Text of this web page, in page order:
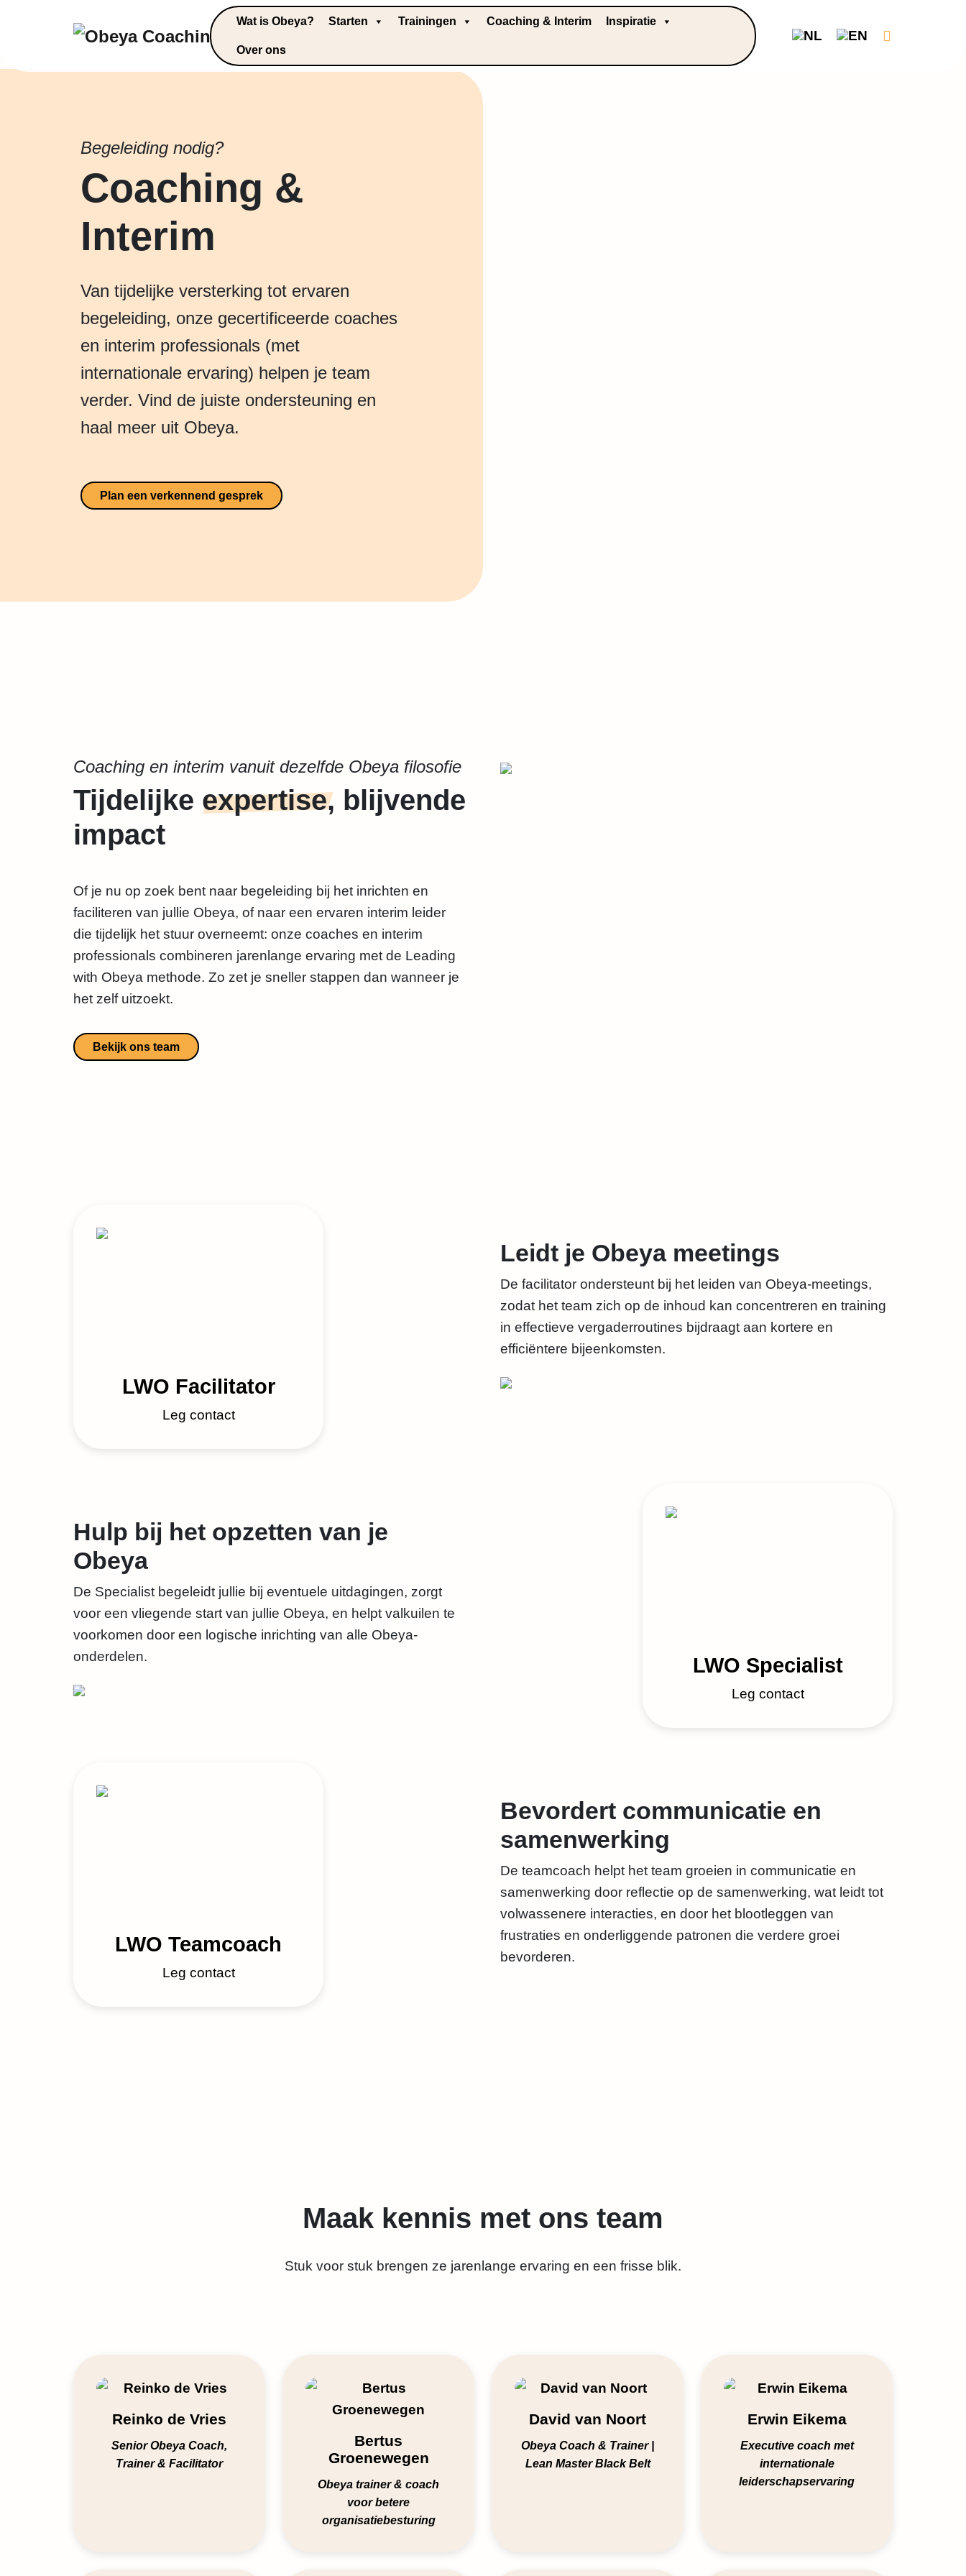
Wat is Obeya? Starten Trainingen Coaching & Interim Inspiratie
Over ons
Begeleiding nodig?
Coaching &
Interim
Van tijdelijke versterking tot ervaren
begeleiding, onze gecertificeerde coaches
en interim professionals (met
internationale ervaring) helpen je team
verder. Vind de juiste ondersteuning en
haal meer uit Obeya.
Plan een verkennend gesprek
Coaching en interim vanuit dezelfde Obeya filosofie
Tijdelijke expertise, blijvende
impact
Of je nu op zoek bent naar begeleiding bij het inrichten en
faciliteren van jullie Obeya, of naar een ervaren interim leider
die tijdelijk het stuur overneemt: onze coaches en interim
professionals combineren jarenlange ervaring met de Leading
with Obeya methode. Zo zet je sneller stappen dan wanneer je
het zelf uitzoekt.
Bekijk ons team
LWO Facilitator
Leg contact
Leidt je Obeya meetings
De facilitator ondersteunt bij het leiden van Obeya-meetings,
zodat het team zich op de inhoud kan concentreren en training
in effectieve vergaderroutines bijdraagt aan kortere en
efficiëntere bijeenkomsten.
Hulp bij het opzetten van je
Obeya
De Specialist begeleidt jullie bij eventuele uitdagingen, zorgt
voor een vliegende start van jullie Obeya, en helpt valkuilen te
voorkomen door een logische inrichting van alle Obeya-
onderdelen.
LWO Specialist
Leg contact
LWO Teamcoach
Leg contact
Bevordert communicatie en
samenwerking
De teamcoach helpt het team groeien in communicatie en
samenwerking door reflectie op de samenwerking, wat leidt tot
volwassenere interacties, en door het blootleggen van
frustraties en onderliggende patronen die verdere groei
bevorderen.
Maak kennis met ons team
Stuk voor stuk brengen ze jarenlange ervaring en een frisse blik.
Reinko de Vries
Senior Obeya Coach,
Trainer & Facilitator
Bertus
Groenewegen
Obeya trainer & coach
voor betere
organisatiebesturing
David van Noort
Obeya Coach & Trainer |
Lean Master Black Belt
Erwin Eikema
Executive coach met
internationale
leiderschapservaring